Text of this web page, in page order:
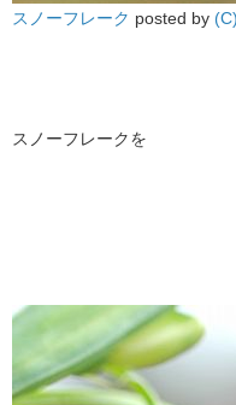
スノーフレーク posted by
スノーフレークを